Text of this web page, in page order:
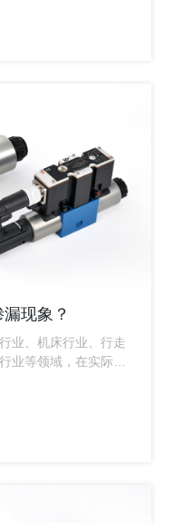
现象？
业、机床行业、行走
业等领域，在实际应
发生，出现这种情况